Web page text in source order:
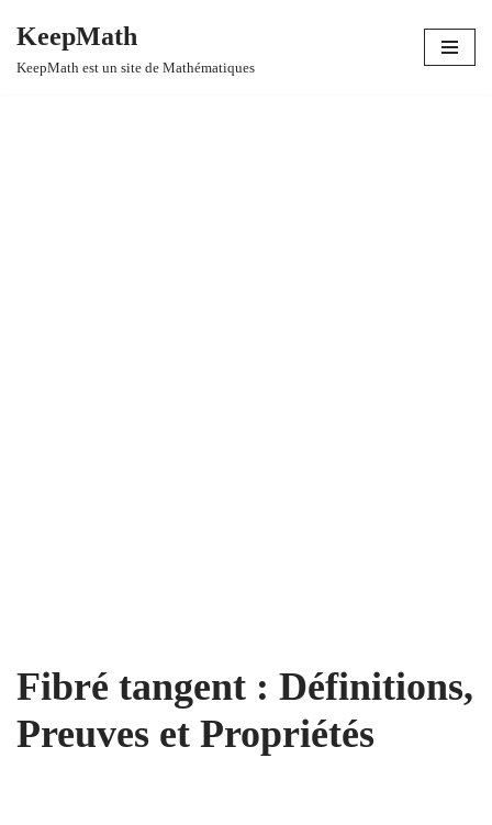
Aller
KeepMath
KeepMath est un site de Mathématiques
Fibré tangent : Définitions,
Preuves et Propriétés